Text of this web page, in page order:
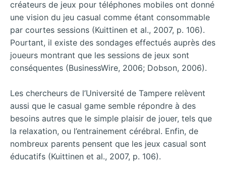
créateurs de jeux pour téléphones mobiles ont donné
une vision du jeu casual comme étant consommable
par courtes sessions (Kuittinen et al., 2007, p. 106).
Pourtant, il existe des sondages effectués auprès des
joueurs montrant que les sessions de jeux sont
conséquentes (BusinessWire, 2006; Dobson, 2006).
Les chercheurs de l’Université de Tampere relèvent
aussi que le casual game semble répondre à des
besoins autres que le simple plaisir de jouer, tels que
la relaxation, ou l’entrainement cérébral. Enfin, de
nombreux parents pensent que les jeux casual sont
éducatifs (Kuittinen et al., 2007, p. 106).